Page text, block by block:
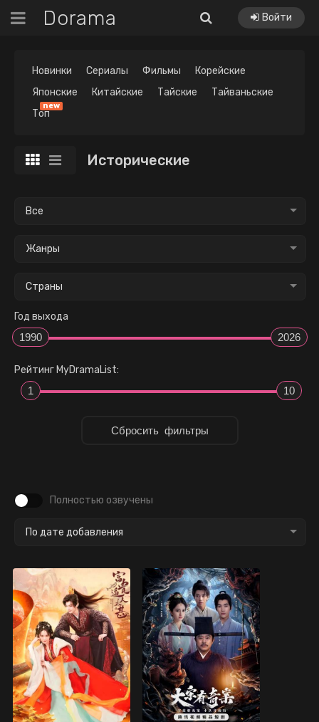
Dorama Войти
Новинки Сериалы Фильмы
Корейские
Японские
Китайские Тайские
Тайваньские
Топ
new
Исторические
Все
Жанры
Страны
Год выхода
1990
2026
Рейтинг MyDramaList:
1
10
Полностью озвучены
По дате добавления